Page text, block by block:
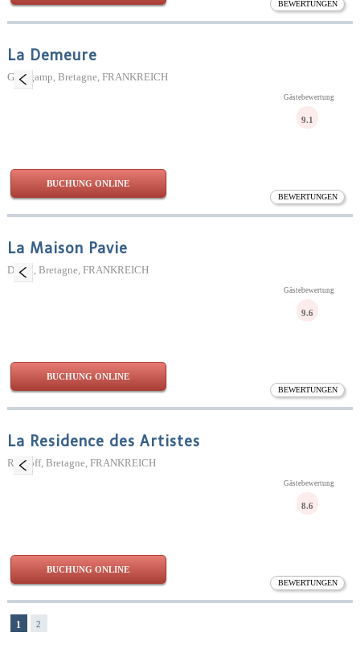
BEWERTUNGEN
La Demeure
Guingamp, Bretagne, FRANKREICH
BEWERTUNGEN
Gästebewertung
9.1
BUCHUNG ONLINE
La Maison Pavie
Dinan, Bretagne, FRANKREICH
BEWERTUNGEN
Gästebewertung
9.6
BUCHUNG ONLINE
La Residence des Artistes
Roscoff, Bretagne, FRANKREICH
BEWERTUNGEN
Gästebewertung
8.6
BUCHUNG ONLINE
1 2